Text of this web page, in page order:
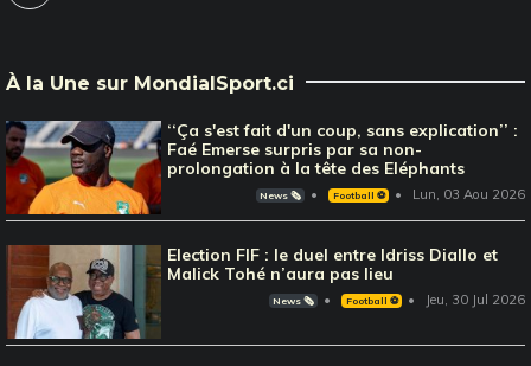
À la Une sur MondialSport.ci
‘‘Ça s'est fait d'un coup, sans explication’’ :
Faé Emerse surpris par sa non-
prolongation à la tête des Eléphants
News 🗞️ Football ⚽️ Lun, 03 Aou 2026
Election FIF : le duel entre Idriss Diallo et
Malick Tohé n’aura pas lieu
News 🗞️ Football ⚽️ Jeu, 30 Jul 2026